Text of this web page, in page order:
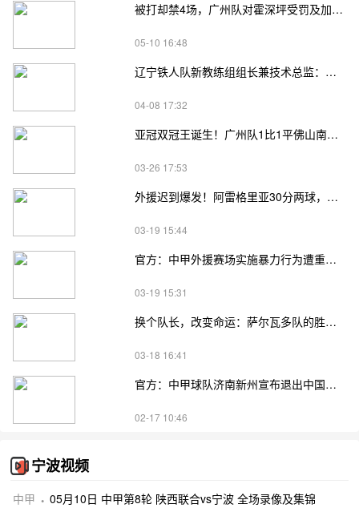
被打却禁4场，广州队对霍深坪受罚及加强赛风教育的回应
05-10 16:48
辽宁铁人队新教练组组长兼技术总监：范志毅！足球盛宴即将开启
04-08 17:32
亚冠双冠王诞生！广州队1比1平佛山南狮，惊心动魄
03-26 17:53
外援迟到爆发！阿雷格里亚30分两球，中甲双雄争霸
03-19 15:44
官方：中甲外援赛场实施暴力行为遭重罚 分别停赛5场、4场
03-19 15:31
换个队长，改变命运：萨尔瓦多队的胜利之道
03-18 16:41
官方：中甲球队济南新州宣布退出中国足球职业联赛
02-17 10:46
宁波视频
中甲
05月10日 中甲第8轮 陕西联合vs宁波 全场录像及集锦